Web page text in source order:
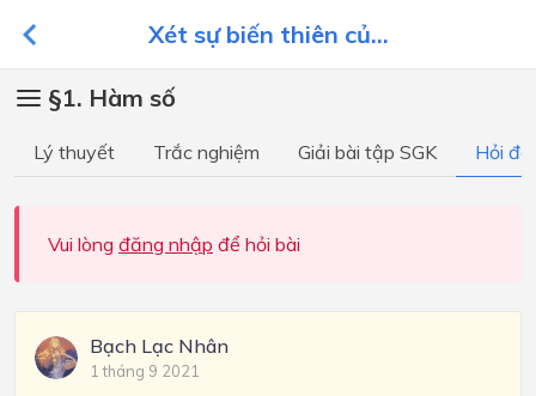
Xét sự biến thiên củ...
§1. Hàm số
Lý thuyết Trắc nghiệm Giải bài tập SGK Hỏi
Vui lòng đăng nhập để hỏi bài
Bạch Lạc Nhân
1 tháng 9 2021